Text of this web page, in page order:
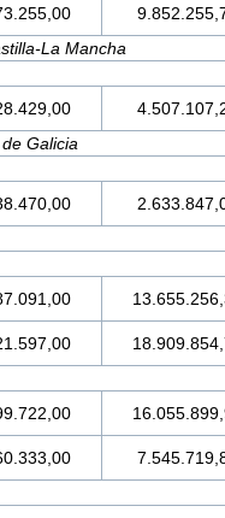
La Mancha
Galicia